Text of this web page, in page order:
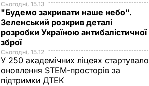
Сьогодні, 15.13
"Будемо закривати наше небо".
Зеленський розкрив деталі
розробки Україною антибалістичної
зброї
Сьогодні, 15.12
У 250 академічних ліцеях стартувало
оновлення STEM-просторів за
підтримки ДТЕК​